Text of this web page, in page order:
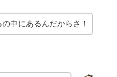
中にあるんだからさ！